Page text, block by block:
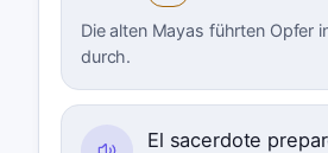
Die alten Mayas führten Opfer
durch.
El sacerdote